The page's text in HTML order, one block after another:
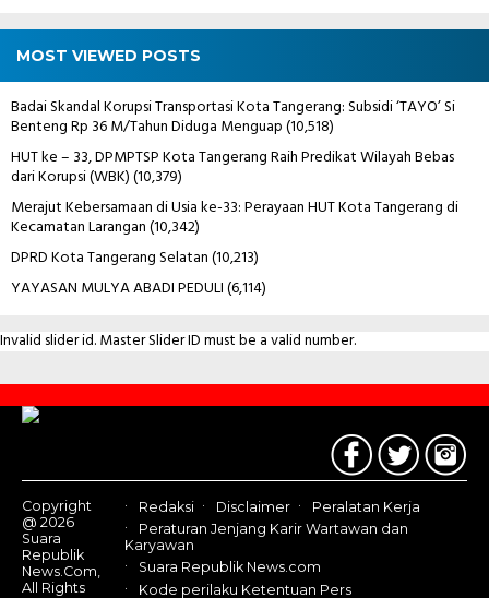
MOST VIEWED POSTS
Badai Skandal Korupsi Transportasi Kota Tangerang: Subsidi ‘TAYO’ Si
Benteng Rp 36 M/Tahun Diduga Menguap(10,518)
HUT ke – 33, DPMPTSP Kota Tangerang Raih Predikat Wilayah Bebas
dari Korupsi (WBK)(10,379)
Merajut Kebersamaan di Usia ke-33: Perayaan HUT Kota Tangerang di
Kecamatan Larangan(10,342)
DPRD Kota Tangerang Selatan(10,213)
YAYASAN MULYA ABADI PEDULI(6,114)
Invalid slider id. Master Slider ID must be a valid number.
Contact
Us
Copyright
@ 2026
Suara
Republik
News.Com,
All Rights
Redaksi Disclaimer
Peralatan Kerja
Peraturan Jenjang Karir Wartawan dan
Karyawan
Suara Republik News.com
Kode perilaku Ketentuan Pers